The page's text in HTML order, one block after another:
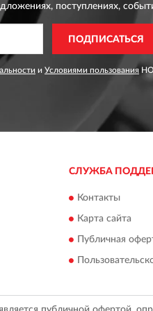
поступлениях,
ПОДПИСАТЬСЯ
и Условиями пользования
СЛУЖБА
Контакты
Карта сайта
Публичная